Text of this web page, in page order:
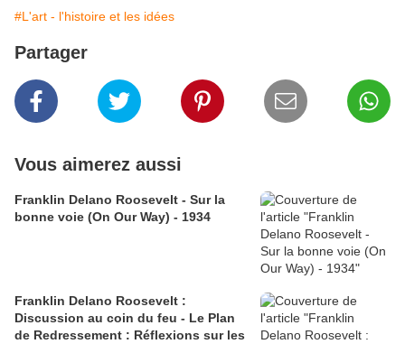
#L'art - l'histoire et les idées
Partager
Vous aimerez aussi
Franklin Delano Roosevelt - Sur la
bonne voie (On Our Way) - 1934
Franklin Delano Roosevelt :
Discussion au coin du feu - Le Plan
de Redressement : Réflexions sur les